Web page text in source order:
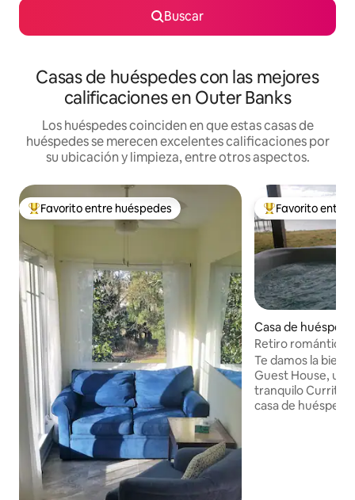
Buscar
Casas de huéspedes con las mejores
calificaciones en Outer Banks
Los huéspedes coinciden en que estas casas de
huéspedes se merecen excelentes calificaciones por
su ubicación y limpieza, entre otros aspectos.
Favorito entre los huéspedes más destacados
Favorito entre huéspedes Favorito entre
Favorito entre
Casa de
t Harbor
Retiro romántico
jacuzzi privado y
Te damos la
Guest House, un
tranquilo
casa de